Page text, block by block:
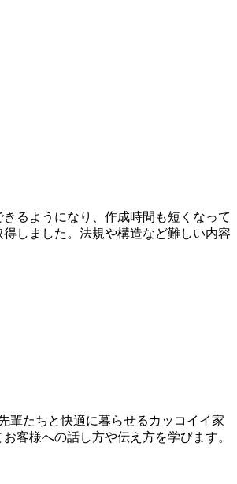
るようになり、作成時間も短くなって
しました。法規や構造など難しい内容
輩たちと快適に暮らせるカッコイイ家
客様への話し方や伝え方を学びます。